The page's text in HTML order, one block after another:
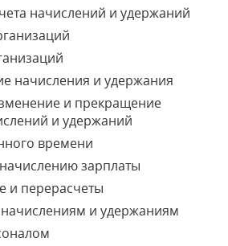
начислений и удержаний
начисления и удержания
и прекращение
и удержаний
времени
зарплаты
и перерасчеты
начислениям и удержаниям